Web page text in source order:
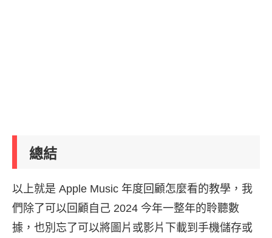
總結
以上就是 Apple Music 年度回顧怎麼看的教學，我
們除了可以回顧自己 2024 今年一整年的聆聽數
據，也別忘了可以將圖片或影片下載到手機儲存或